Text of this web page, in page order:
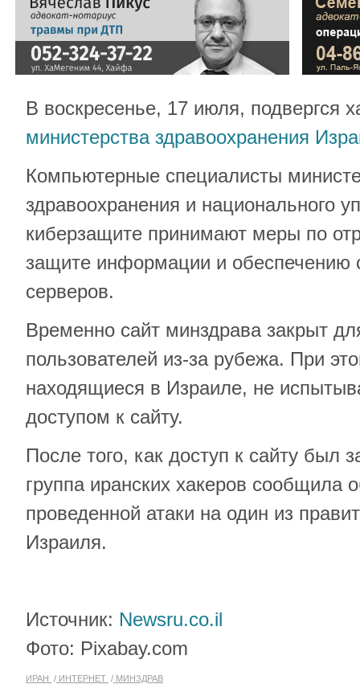
В воскресенье, 17 июля, подвергся
министерства здравоохранения
Компьютерные специалисты
здравоохранения и национального
киберзащите принимают меры по
защите информации и обеспечению
серверов.
Временно сайт минздрава закрыт
пользователей из-за рубежа. При
находящиеся в Израиле, не
доступом к сайту.
После того, как доступ к сайту был
группа иранских хакеров сообщила
проведенной атаки на один из
Израиля.
Источник: Newsru.co.il
Фото: Pixabay.com
ИРАН ИНТЕРНЕТ МИНЗДРАВ